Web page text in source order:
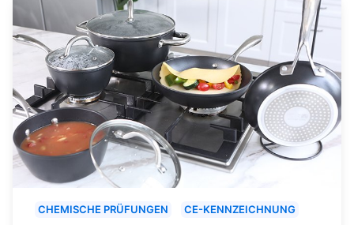
CHEMISCHE PRÜFUNGEN
CE-KENNZEICHNUNG